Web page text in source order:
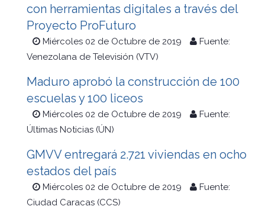
con herramientas digitales a través del
Proyecto ProFuturo
Miércoles 02 de Octubre de 2019
Fuente:
Venezolana de Televisión (VTV)
Maduro aprobó la construcción de 100
escuelas y 100 liceos
Miércoles 02 de Octubre de 2019
Fuente:
Últimas Noticias (ÚN)
GMVV entregará 2.721 viviendas en ocho
estados del país
Miércoles 02 de Octubre de 2019
Fuente:
Ciudad Caracas (CCS)